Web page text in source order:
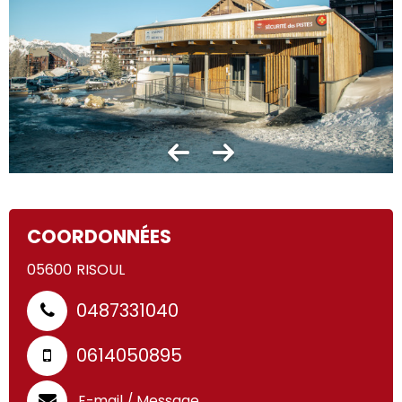
COORDONNÉES
05600 RISOUL
0487331040
0614050895